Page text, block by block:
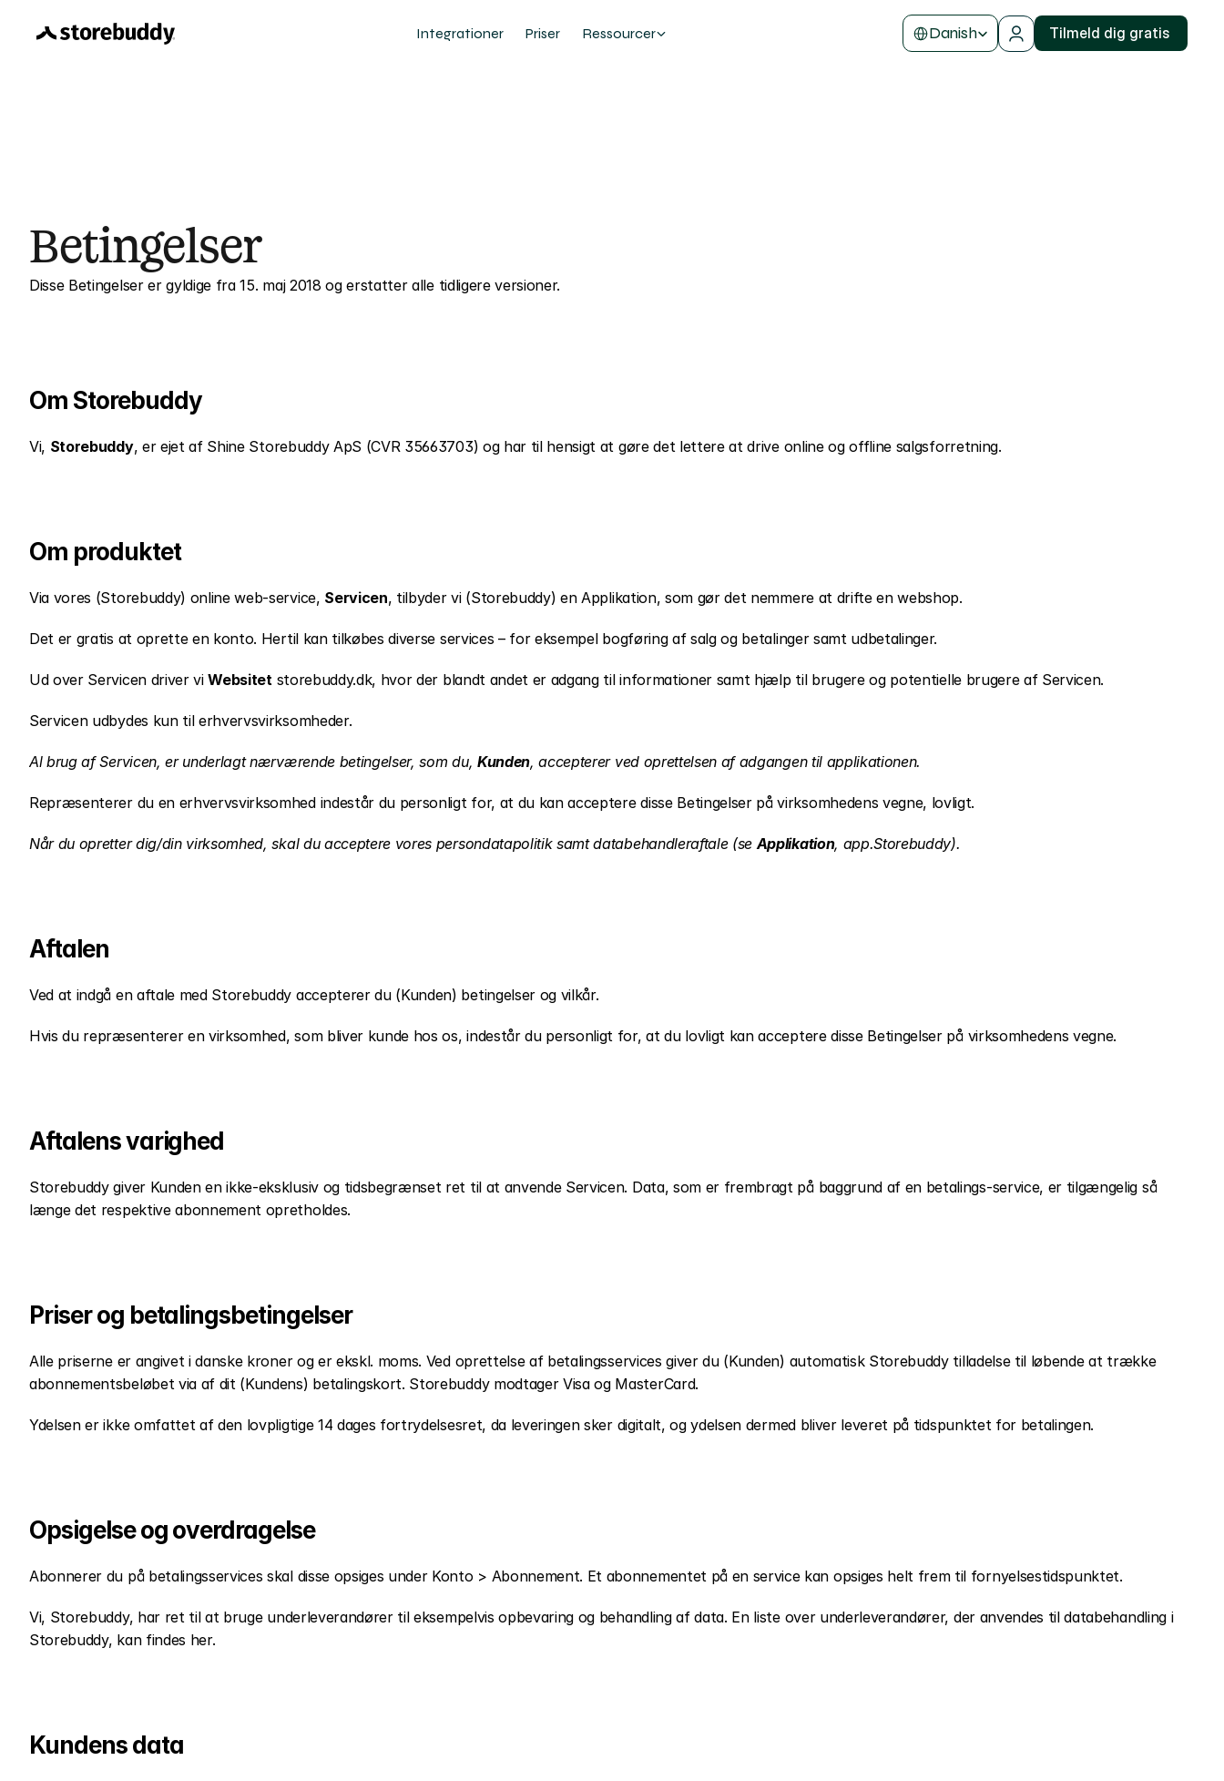
Integrationer Priser Ressourcer
Select Language
Danish Tilmeld dig gratis
Betingelser
Disse Betingelser er gyldige fra 15. maj 2018 og erstatter alle tidligere versioner.
Om Storebuddy
Vi, Storebuddy, er ejet af Shine Storebuddy ApS (CVR 35663703) og har til hensigt at gøre det lettere at drive online og offline salgsforretning.
Om produktet
Via vores (Storebuddy) online web-service, Servicen, tilbyder vi (Storebuddy) en Applikation, som gør det nemmere at drifte en webshop.
Det er gratis at oprette en konto. Hertil kan tilkøbes diverse services – for eksempel bogføring af salg og betalinger samt udbetalinger.
Ud over Servicen driver vi Websitet storebuddy.dk, hvor der blandt andet er adgang til informationer samt hjælp til brugere og potentielle brugere af Servicen.
Servicen udbydes kun til erhvervsvirksomheder.
Al brug af Servicen, er underlagt nærværende betingelser, som du, Kunden, accepterer ved oprettelsen af adgangen til applikationen.
Repræsenterer du en erhvervsvirksomhed indestår du personligt for, at du kan acceptere disse Betingelser på virksomhedens vegne, lovligt.
Når du opretter dig/din virksomhed, skal du acceptere vores persondatapolitik samt databehandleraftale (se Applikation, app.Storebuddy).
Aftalen
Ved at indgå en aftale med Storebuddy accepterer du (Kunden) betingelser og vilkår.
Hvis du repræsenterer en virksomhed, som bliver kunde hos os, indestår du personligt for, at du lovligt kan acceptere disse Betingelser på virksomhedens vegne.
Aftalens varighed
Storebuddy giver Kunden en ikke-eksklusiv og tidsbegrænset ret til at anvende Servicen. Data, som er frembragt på baggrund af en betalings-service, er tilgængelig så
længe det respektive abonnement opretholdes.
Priser og betalingsbetingelser
Alle priserne er angivet i danske kroner og er ekskl. moms. Ved oprettelse af betalingsservices giver du (Kunden) automatisk Storebuddy tilladelse til løbende at trække
abonnementsbeløbet via af dit (Kundens) betalingskort. Storebuddy modtager Visa og MasterCard.
Ydelsen er ikke omfattet af den lovpligtige 14 dages fortrydelsesret, da leveringen sker digitalt, og ydelsen dermed bliver leveret på tidspunktet for betalingen.
Opsigelse og overdragelse
Abonnerer du på betalingsservices skal disse opsiges under Konto > Abonnement. Et abonnementet på en service kan opsiges helt frem til fornyelsestidspunktet.
Vi, Storebuddy, har ret til at bruge underleverandører til eksempelvis opbevaring og behandling af data. En liste over underleverandører, der anvendes til databehandling i
Storebuddy, kan findes her.
Kundens data